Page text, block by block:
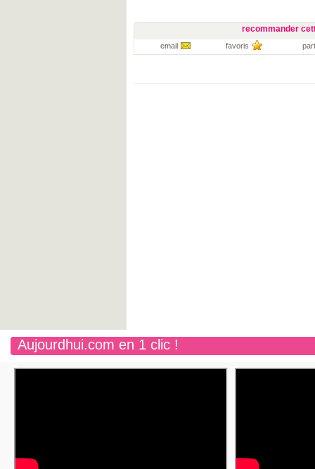
recommander
email favoris
Aujourdhui.com en 1 clic !